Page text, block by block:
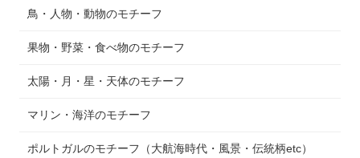
鳥・人物・動物のモチーフ
果物・野菜・食べ物のモチーフ
太陽・月・星・天体のモチーフ
マリン・海洋のモチーフ
ポルトガルのモチーフ（大航海時代・風景・伝統柄etc）